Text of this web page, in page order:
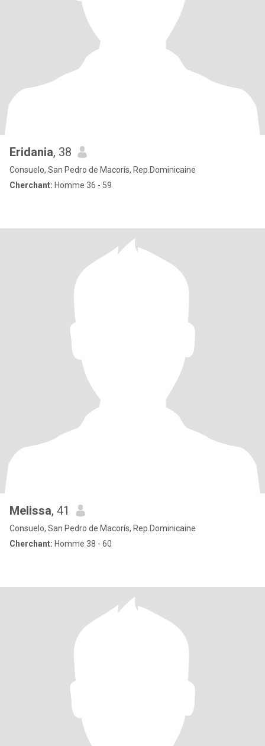
Eridania, 38
Consuelo, San Pedro de Macorís, Rep.Dominicaine
Cherchant: Homme 36 - 59
Melissa, 41
Consuelo, San Pedro de Macorís, Rep.Dominicaine
Cherchant: Homme 38 - 60